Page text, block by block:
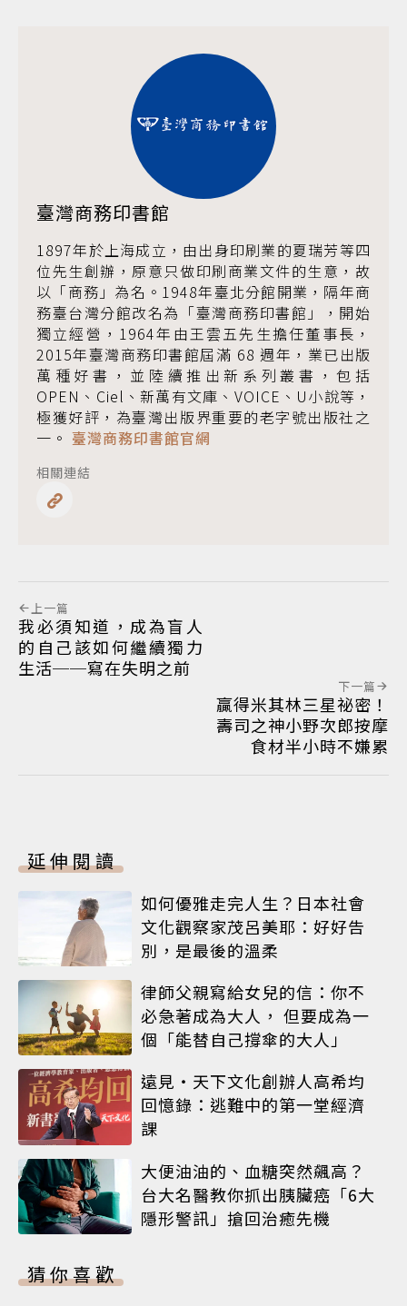
臺灣商務印書館
1897年於上海成立，由出身印刷業的夏瑞芳等四
位先生創辦，原意只做印刷商業文件的生意，故
以「商務」為名。1948年臺北分館開業，隔年商
務臺台灣分館改名為「臺灣商務印書館」，開始
獨立經營，1964年由王雲五先生擔任董事長，
2015年臺灣商務印書館屆滿 68 週年，業已出版
萬種好書，並陸續推出新系列叢書，包括
OPEN、Ciel、新萬有文庫、VOICE、U小說等，
極獲好評，為臺灣出版界重要的老字號出版社之
一。 臺灣商務印書館官網
相關連結
上一篇
我必須知道，成為盲人
的自己該如何繼續獨力
生活──寫在失明之前
下一篇
贏得米其林三星祕密！
壽司之神小野次郎按摩
食材半小時不嫌累
延伸閱讀
如何優雅走完人生？日本社會
文化觀察家茂呂美耶：好好告
別，是最後的溫柔
律師父親寫給女兒的信：你不
必急著成為大人， 但要成為一
個「能替自己撐傘的大人」
遠見‧天下文化創辦人高希均
回憶錄：逃難中的第一堂經濟
課
大便油油的、血糖突然飆高？
台大名醫教你抓出胰臟癌「6大
隱形警訊」搶回治癒先機
猜你喜歡